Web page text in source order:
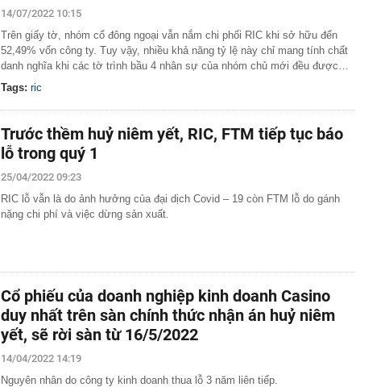
14/07/2022 10:15
Trên giấy tờ, nhóm cổ đông ngoại vẫn nắm chi phối RIC khi sở hữu đến
52,49% vốn công ty. Tuy vậy, nhiều khả năng tỷ lệ này chỉ mang tính chất
danh nghĩa khi các tờ trình bầu 4 nhân sự của nhóm chủ mới đều được…
Tags: ric
Trước thềm huỷ niêm yết, RIC, FTM tiếp tục báo
lỗ trong quý 1
25/04/2022 09:23
RIC lỗ vẫn là do ảnh hưởng của đại dịch Covid – 19 còn FTM lỗ do gánh
nặng chi phí và việc dừng sản xuất.
Cổ phiếu của doanh nghiệp kinh doanh Casino
duy nhất trên sàn chính thức nhận án huỷ niêm
yết, sẽ rời sàn từ 16/5/2022
14/04/2022 14:19
Nguyên nhân do công ty kinh doanh thua lỗ 3 năm liên tiếp.